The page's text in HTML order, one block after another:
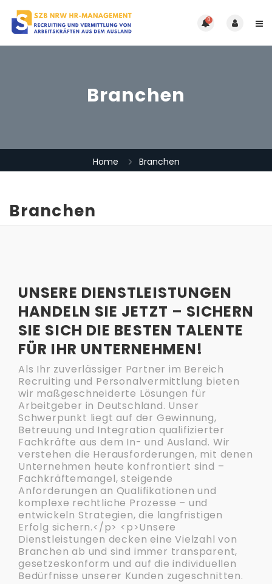
0
Branchen
Home Branchen
Branchen
UNSERE DIENSTLEISTUNGEN
HANDELN SIE JETZT – SICHERN
SIE SICH DIE BESTEN TALENTE
FÜR IHR UNTERNEHMEN!
Als Ihr zuverlässiger Partner im Bereich
Recruiting und Personalvermittlung bieten
wir maßgeschneiderte Lösungen für
Arbeitgeber in Deutschland. Unser
Schwerpunkt liegt auf der Gewinnung,
Betreuung und Integration qualifizierter
Fachkräfte aus dem In- und Ausland. Wir
verstehen die Herausforderungen, mit denen
Unternehmen heute konfrontiert sind –
Fachkräftemangel, steigende
Anforderungen an Qualifikationen und
komplexe rechtliche Prozesse – und
entwickeln Strategien, die langfristigen
Erfolg sichern.</p> <p>Unsere
Dienstleistungen decken eine Vielzahl von
Branchen ab und sind immer transparent,
gesetzeskonform und auf die individuellen
Bedürfnisse unserer Kunden zugeschnitten.